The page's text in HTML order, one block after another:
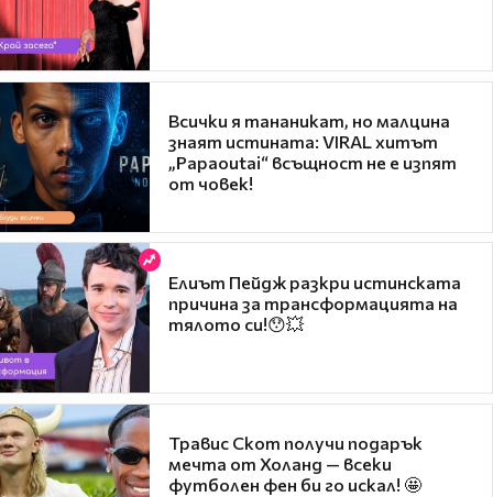
Всички я тананикат, но малцина
знаят истината: VIRAL хитът
„Papaoutai“ всъщност не е изпят
от човек!
Елиът Пейдж разкри истинската
причина за трансформацията на
тялото си!😯💥
Травис Скот получи подарък
мечта от Холанд — всеки
футболен фен би го искал! 🤩